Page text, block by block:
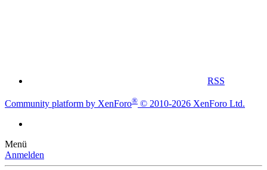
RSS
Community platform by XenForo® © 2010-2026 XenForo Ltd.
Menü
Anmelden